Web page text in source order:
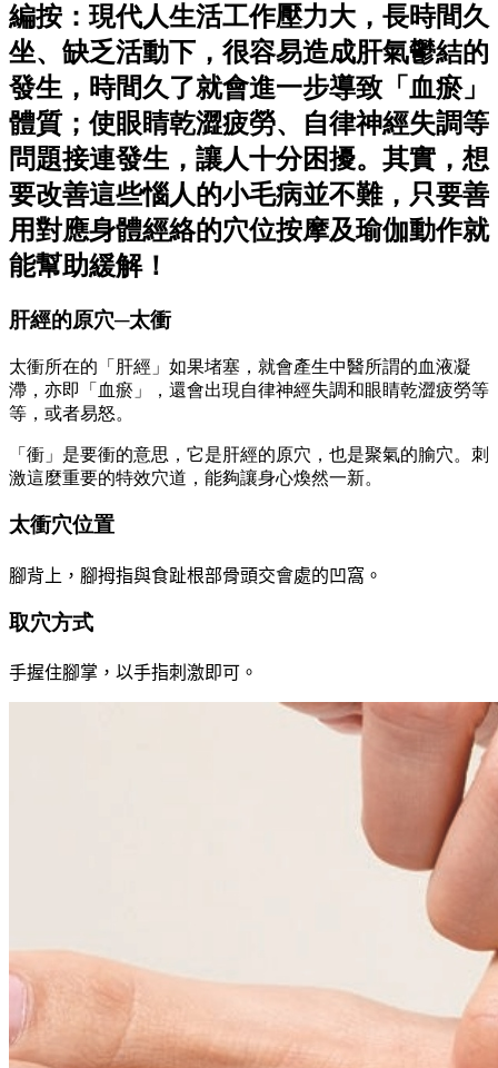
編按：現代人生活工作壓力大，長時間久
坐、缺乏活動下，很容易造成肝氣鬱結的
發生，時間久了就會進一步導致「血瘀」
體質；使眼睛乾澀疲勞、自律神經失調等
問題接連發生，讓人十分困擾。其實，想
要改善這些惱人的小毛病並不難，只要善
用對應身體經絡的穴位按摩及瑜伽動作就
能幫助緩解！
肝經的原穴─太衝
太衝所在的「肝經」如果堵塞，就會產生中醫所謂的血液凝
滯，亦即「血瘀」，還會出現自律神經失調和眼睛乾澀疲勞等
等，或者易怒。
「衝」是要衝的意思，它是肝經的原穴，也是聚氣的腧穴。刺
激這麼重要的特效穴道，能夠讓身心煥然一新。
太衝穴位置
腳背上，腳拇指與食趾根部骨頭交會處的凹窩。
取穴方式
手握住腳掌，以手指刺激即可。